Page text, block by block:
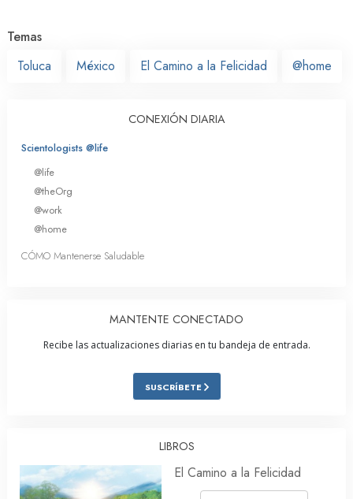
Temas
Toluca
México El Camino a la Felicidad @home
CONEXIÓN DIARIA
Scientologists @life
@life
@theOrg
@work
@home
CÓMO Mantenerse Saludable
MANTENTE CONECTADO
Recibe las actualizaciones diarias en tu bandeja de entrada.
SUSCRÍBETE
LIBROS
El Camino a la Felicidad